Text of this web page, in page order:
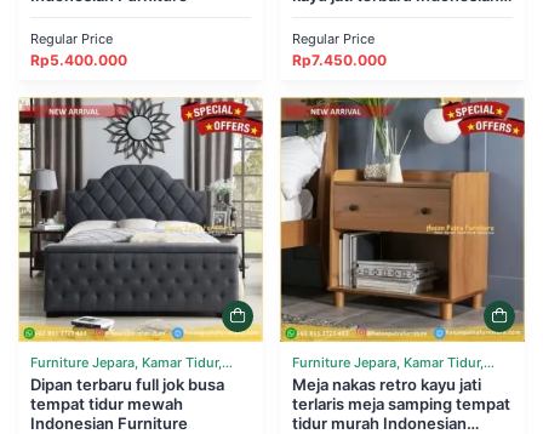
Regular Price
Rp5.400.000
Regular Price
Rp7.450.000
Furniture Jepara, Kamar Tidur,
Tempat Tidur
Dipan terbaru full jok busa
tempat tidur mewah
Indonesian Furniture
Furniture Jepara, Kamar Tidur,
Tempat Tidur
Meja nakas retro kayu jati
terlaris meja samping tempat
tidur murah Indonesian